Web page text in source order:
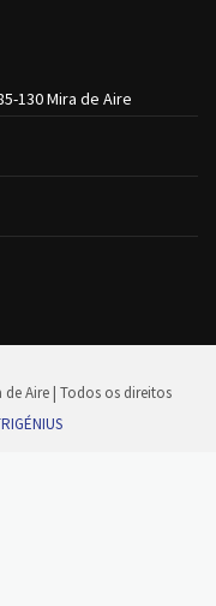
130 Mira de Aire
Aire | Todos os direitos